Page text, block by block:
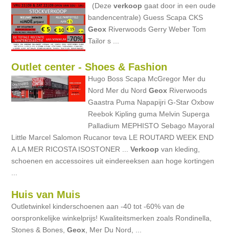
(Dezeverkoop gaat door in een oude
bandencentrale) Guess Scapa CKS
Geox Riverwoods Gerry Weber Tom
Tailor s ...
Outlet center - Shoes & Fashion
Hugo Boss Scapa McGregor Mer du
Nord Mer du NordGeox Riverwoods
Gaastra Puma Napapijri G-Star Oxbow
Reebok Kipling guma Melvin Superga
Palladium MEPHISTO Sebago Mayoral
Little Marcel Salomon Rucanor teva LE ROUTARD WEEK END
A LA MER RICOSTA ISOSTONER ...Verkoop van kleding,
schoenen en accessoires uit eindereeksen aan hoge kortingen
Huis van Muis
Outletwinkel kinderschoenen aan -40 tot -60% van de
oorspronkelijke winkelprijs! Kwaliteitsmerken zoals Rondinella,
Stones & Bones,Geox , Mer Du Nord, ...